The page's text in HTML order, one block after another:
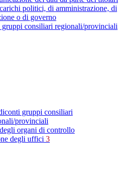
politici, di amministrazione, di
o di governo
gruppi consiliari regionali/provinciali
gruppi consiliari
provinciali
organi di controllo
degli uffici 3